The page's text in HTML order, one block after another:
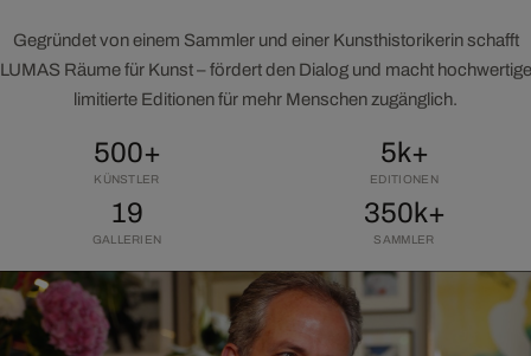
Gegründet von einem Sammler und einer Kunsthistorikerin schafft
LUMAS Räume für Kunst – fördert den Dialog und macht hochwertige
limitierte Editionen für mehr Menschen zugänglich.
500+
KÜNSTLER
5k+
EDITIONEN
19
GALLERIEN
350k+
SAMMLER